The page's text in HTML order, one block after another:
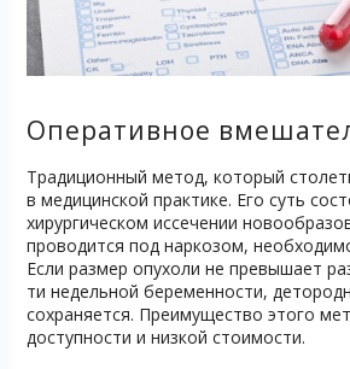
Оперативное
Традиционный метод, который
в медицинской практике. Его суть
хирургическом иссечении
проводится под наркозом,
Если размер опухоли не превышает
ти недельной беременности,
сохраняется. Преимущество этого
доступности и низкой стоимости.